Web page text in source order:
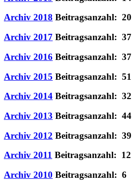
Archiv 2018 Beitragsanzahl: 20
Archiv 2017 Beitragsanzahl: 37
Archiv 2016 Beitragsanzahl: 37
Archiv 2015 Beitragsanzahl: 51
Archiv 2014 Beitragsanzahl: 32
Archiv 2013 Beitragsanzahl: 44
Archiv 2012 Beitragsanzahl: 39
Archiv 2011 Beitragsanzahl: 12
Archiv 2010 Beitragsanzahl: 6